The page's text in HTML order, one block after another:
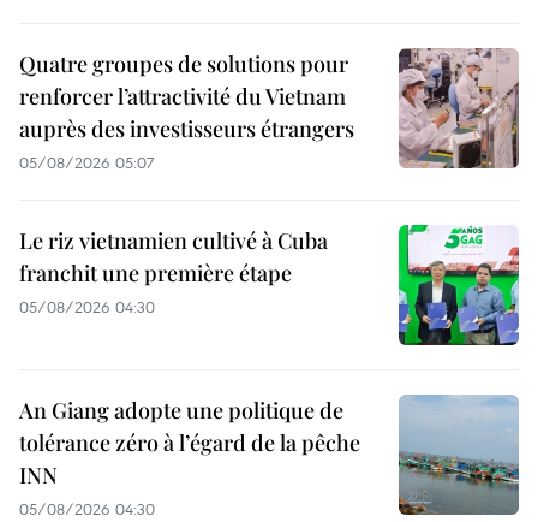
Quatre groupes de solutions pour
renforcer l’attractivité du Vietnam
auprès des investisseurs étrangers
05/08/2026 05:07
Le riz vietnamien cultivé à Cuba
franchit une première étape
05/08/2026 04:30
An Giang adopte une politique de
tolérance zéro à l’égard de la pêche
INN
05/08/2026 04:30